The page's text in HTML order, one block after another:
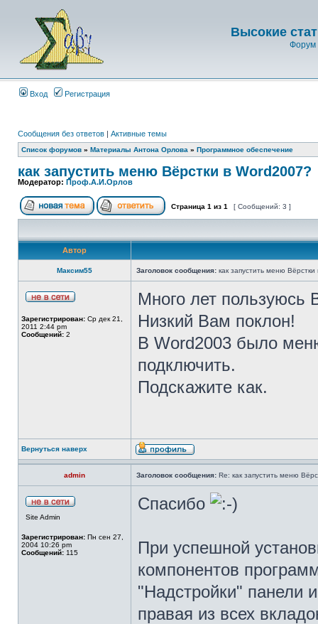
Высокие
Форум
Вход Регистрация
Сообщения без ответов | Активные темы
Список форумов » Материалы Антона Орлова » Программное обеспечение
как запустить меню Вёрстки в Word2007?
Модератор: Проф.А.И.Орлов
Страница 1 из 1 [ Сообщений: 3 ]
Автор
Максим55 Заголовок сообщения: как запустить меню
Зарегистрирован: Ср дек 21,
2011 2:44 pm
Сообщений: 2
Много лет
Низкий Вам поклон!
В Word2003 было
подключить.
Подскажите как.
Вернуться наверх
admin Заголовок сообщения: Re: как запустить меню
Site Admin
Зарегистрирован: Пн сен 27,
2004 10:26 pm
Сообщений: 115
Спасибо
При успешной
компонентов
"Надстройки" панели
правая из всех